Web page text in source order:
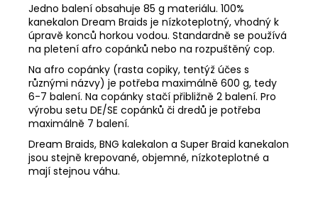
Jedno balení obsahuje 85 g materiálu. 100%
kanekalon Dream Braids je nízkoteplotný, vhodný k
úpravě konců horkou vodou. Standardně se používá
na pletení afro copánků nebo na rozpuštěný cop.
Na afro copánky (rasta copiky, tentýž účes s
různými názvy) je potřeba maximálně 600 g, tedy
6-7 balení. Na copánky stačí přibližně 2 balení. Pro
výrobu setu DE/SE copánků či dredů je potřeba
maximálně 7 balení.
Dream Braids, BNG kalekalon a Super Braid kanekalon
jsou stejně krepované, objemné, nízkoteplotné a
mají stejnou váhu.